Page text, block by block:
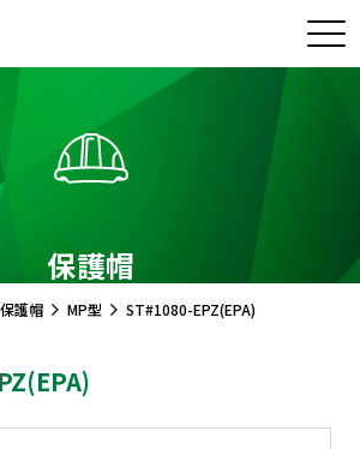
保護帽
保護帽 MP型 ST#1080-EPZ(EPA)